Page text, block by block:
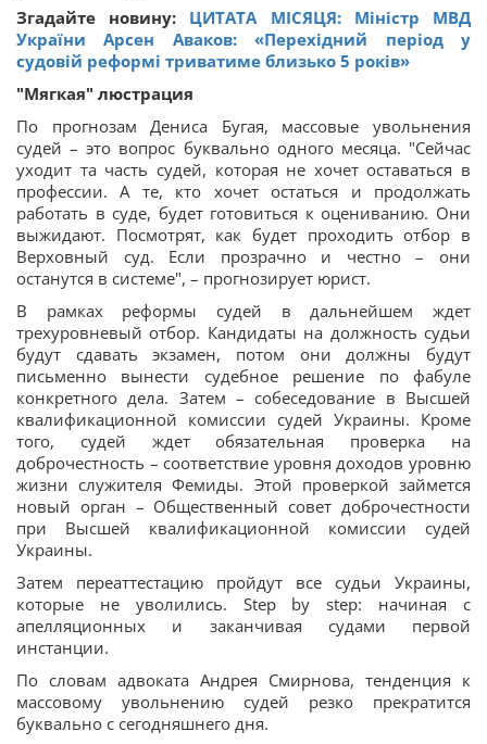
Згадайте новину: ЦИТАТА МІСЯЦЯ: Міністр МВД
України Арсен Аваков: «Перехідний період у
судовій реформі триватиме близько 5 років»
"Мягкая" люстрация
По прогнозам Дениса Бугая, массовые увольнения
судей – это вопрос буквально одного месяца. "Сейчас
уходит та часть судей, которая не хочет оставаться в
профессии. А те, кто хочет остаться и продолжать
работать в суде, будет готовиться к оцениванию. Они
выжидают. Посмотрят, как будет проходить отбор в
Верховный суд. Если прозрачно и честно – они
останутся в системе", – прогнозирует юрист.
В рамках реформы судей в дальнейшем ждет
трехуровневый отбор. Кандидаты на должность судьи
будут сдавать экзамен, потом они должны будут
письменно вынести судебное решение по фабуле
конкретного дела. Затем – собеседование в Высшей
квалификационной комиссии судей Украины. Кроме
того, судей ждет обязательная проверка на
доброчестность – соответствие уровня доходов уровню
жизни служителя Фемиды. Этой проверкой займется
новый орган – Общественный совет доброчестности
при Высшей квалификационной комиссии судей
Украины.
Затем переаттестацию пройдут все судьи Украины,
которые не уволились. Step by step: начиная с
апелляционных и заканчивая судами первой
инстанции.
По словам адвоката Андрея Смирнова, тенденция к
массовому увольнению судей резко прекратится
буквально с сегодняшнего дня.